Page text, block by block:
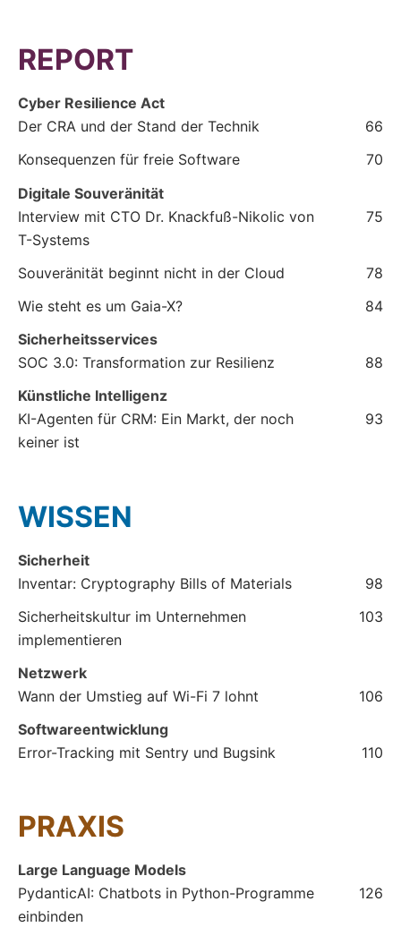
REPORT
Cyber Resilience Act
Der CRA und der Stand der Technik
66
Konsequenzen für freie Software
70
Digitale Souveränität
Interview mit CTO Dr. Knackfuß-Nikolic von
T-Systems
75
Souveränität beginnt nicht in der Cloud
78
Wie steht es um Gaia-X?
84
Sicherheitsservices
SOC 3.0: Transformation zur Resilienz
88
Künstliche Intelligenz
KI-Agenten für CRM: Ein Markt, der noch
keiner ist
93
WISSEN
Sicherheit
Inventar: Cryptography Bills of Materials
98
Sicherheitskultur im Unternehmen
implementieren
103
Netzwerk
Wann der Umstieg auf Wi-Fi 7 lohnt
106
Softwareentwicklung
Error-Tracking mit Sentry und Bugsink
110
PRAXIS
Large Language Models
PydanticAI: Chatbots in Python-Programme
einbinden
126